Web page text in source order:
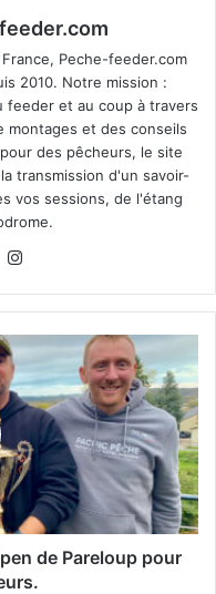
Peche-feeder.com
2010. Notre mission :
feeder et au coup à travers
montages et des conseils
des pêcheurs, le site
transmission d'un savoir-
vos sessions, de l'étang
Lin
ra
m
de Pareloup pour